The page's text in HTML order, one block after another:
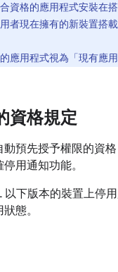
資格的應用程式安裝在
者現在擁有的新裝置搭
應用程式視為「現有應
資格規定
動預先授予權限的資
用通知功能。
以下版本的裝置上停
態。